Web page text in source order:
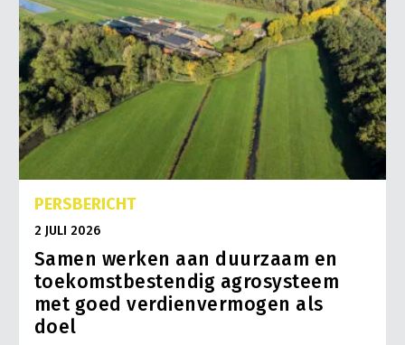
PERSBERICHT
2 JULI 2026
Samen werken aan duurzaam en
toekomstbestendig agrosysteem
met goed verdienvermogen als
doel